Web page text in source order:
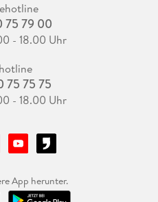
75 79 00
- 18.00 Uhr
75 75 75
- 18.00 Uhr
App herunter.